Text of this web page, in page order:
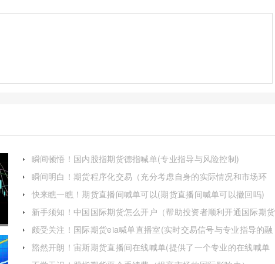
瞬间顿悟！国内股指期货德指喊单(专业指导与风险控制)
瞬间明白！期货程序化交易（充分考虑自身的实际情况和市场环
境）
快来瞧一瞧！期货直播间喊单可以(期货直播间喊单可以撤回吗)
新手须知！中国国际期货怎么开户（帮助投资者顺利开通国际期货
账户）
颇受关注！国际期货eia喊单直播室(实时交易信号与专业指导的融
合)
豁然开朗！宙斯期货直播间在线喊单(提供了一个专业的在线喊单